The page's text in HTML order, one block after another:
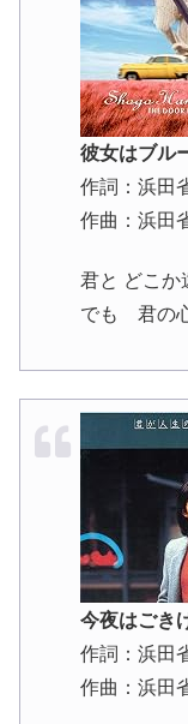
彼女はブル
作詞：浜田
作曲：浜田
君と どこか
でも 君の
今夜はごき
作詞：浜田
作曲：浜田